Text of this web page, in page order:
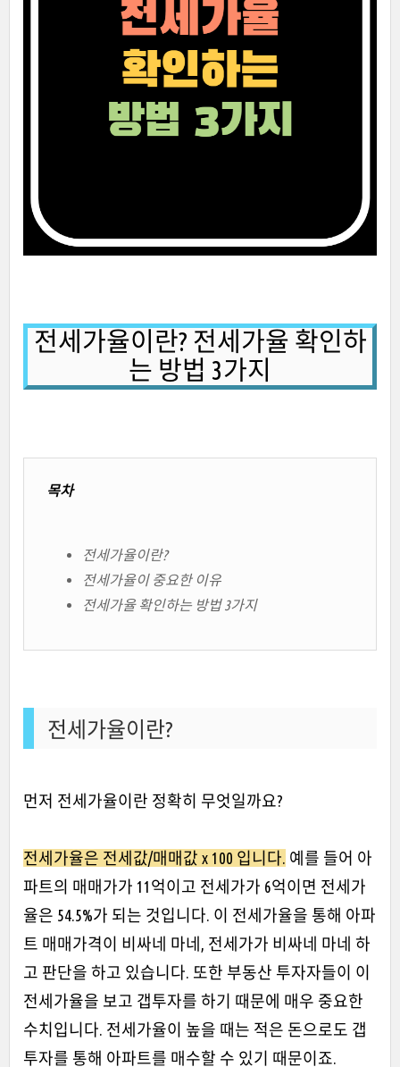
전세가율이란? 전세가율 확인하
는 방법 3가지
목차
전세가율이란?
전세가율이 중요한 이유
전세가율 확인하는 방법 3가지
전세가율이란?
먼저 전세가율이란 정확히 무엇일까요?
전세가율은 전세값/매매값 x 100 입니다. 예를 들어 아
파트의 매매가가 11억이고 전세가가 6억이면 전세가
율은 54.5%가 되는 것입니다. 이 전세가율을 통해 아파
트 매매가격이 비싸네 마네, 전세가가 비싸네 마네 하
고 판단을 하고 있습니다. 또한 부동산 투자자들이 이
전세가율을 보고 갭투자를 하기 때문에 매우 중요한
수치입니다. 전세가율이 높을 때는 적은 돈으로도 갭
투자를 통해 아파트를 매수할 수 있기 때문이죠.